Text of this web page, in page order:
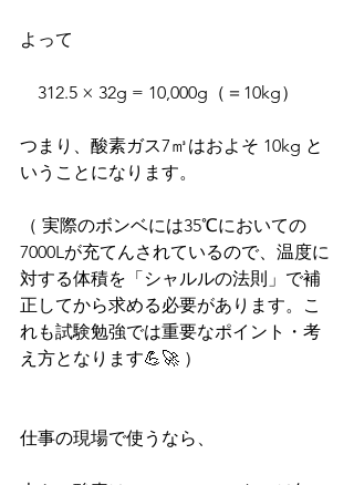
よって
312.5 × 32g = 10,000g（＝10kg）
つまり、酸素ガス7㎥はおよそ 10kg と
いうことになります。
（ 実際のボンベには35℃においての
7000Lが充てんされているので、温度に
対する体積を「シャルルの法則」で補
正してから求める必要があります。こ
れも試験勉強では重要なポイント・考
え方となります💪🚀 ）
仕事の現場で使うなら、